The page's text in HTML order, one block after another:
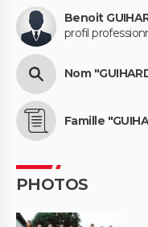
Benoit
profil
Nom
Famille
PHOTOS